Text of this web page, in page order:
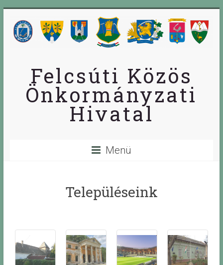
Felcsúti Közös
Önkormányzati
Hivatal
Menü
Településeink